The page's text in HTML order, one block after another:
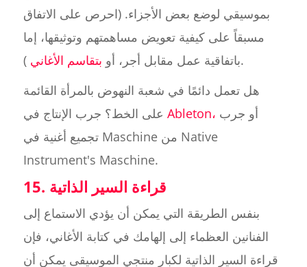
بموسيقي لوضع بعض الأجزاء. (احرص على الاتفاق
مسبقاً على كيفية تعويض مساهمتهم وتوثيقها، إما
باتفاقية عمل مقابل أجر، أو بتقاسم الأغاني
).
هل تعمل دائمًا في شعبة النهوض بالمرأة القائمة
Ableton،
تجميع أغنية في Maschine من Native
Instrument's Maschine.
15. قراءة السير الذاتية
بنفس الطريقة التي يمكن أن يؤدي الاستماع إلى
الفنانين العظماء إلى إلهامك في كتابة الأغاني، فإن
قراءة السير الذاتية لكبار منتجي الموسيقى يمكن أن